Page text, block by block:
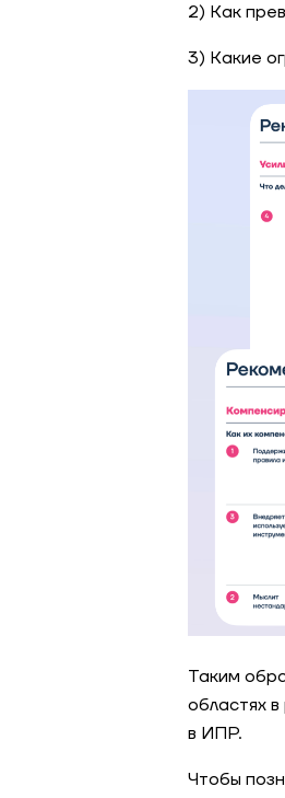
2) Как
3) Какие
Таким
областях
в ИПР.
Чтобы